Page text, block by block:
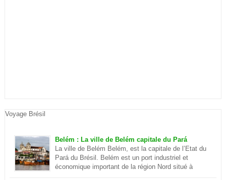
Voyage Brésil
Belém : La ville de Belém capitale du Pará
La ville de Belém Belém, est la capitale de l’Etat du
Pará du Brésil. Belém est un port industriel et
économique important de la région Nord situé à